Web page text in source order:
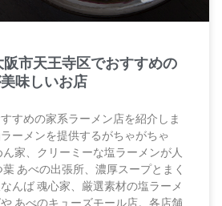
阪市天王寺区でおすすめの
味しいお店
すめの家系ラーメン店を紹介しま
ーメンを提供するがちゃがちゃ
家、クリーミーな塩ラーメンが人
あべの出張所、濃厚スープとまく
んば 魂心家、厳選素材の塩ラーメ
あべのキューズモール店。各店舗